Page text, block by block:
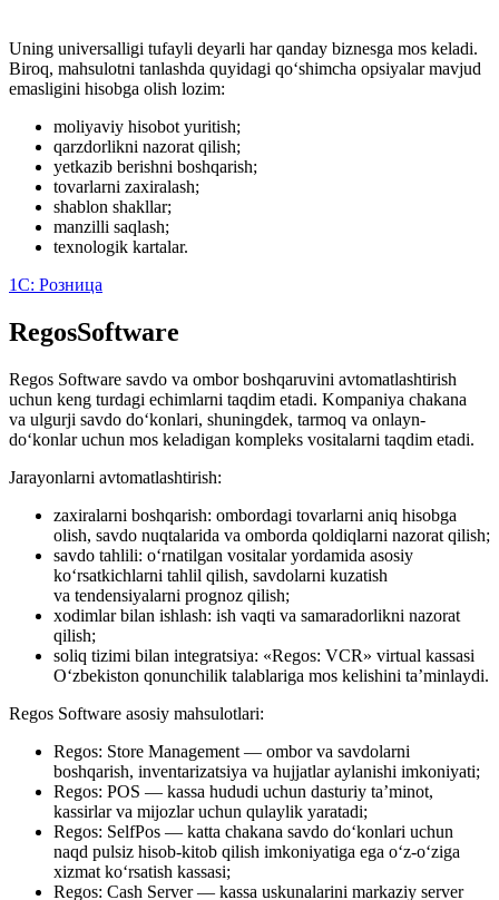
Uning universalligi tufayli deyarli har qanday biznesga mos keladi.
Biroq, mahsulotni tanlashda quyidagi qo‘shimcha opsiyalar mavjud
emasligini hisobga olish lozim:
moliyaviy hisobot yuritish;
qarzdorlikni nazorat qilish;
yetkazib berishni boshqarish;
tovarlarni zaxiralash;
shablon shakllar;
manzilli saqlash;
texnologik kartalar.
1C: Розница
RegosSoftware
Regos Software savdo va ombor boshqaruvini avtomatlashtirish
uchun keng turdagi echimlarni taqdim etadi. Kompaniya chakana
va ulgurji savdo do‘konlari, shuningdek, tarmoq va onlayn-
do‘konlar uchun mos keladigan kompleks vositalarni taqdim etadi.
Jarayonlarni avtomatlashtirish:
zaxiralarni boshqarish: ombordagi tovarlarni aniq hisobga
olish, savdo nuqtalarida va omborda qoldiqlarni nazorat qilish;
savdo tahlili: o‘rnatilgan vositalar yordamida asosiy
ko‘rsatkichlarni tahlil qilish, savdolarni kuzatish
va tendensiyalarni prognoz qilish;
xodimlar bilan ishlash: ish vaqti va samaradorlikni nazorat
qilish;
soliq tizimi bilan integratsiya: «Regos: VCR» virtual kassasi
O‘zbekiston qonunchilik talablariga mos kelishini ta’minlaydi.
Regos Software asosiy mahsulotlari:
Regos: Store Management — ombor va savdolarni
boshqarish, inventarizatsiya va hujjatlar aylanishi imkoniyati;
Regos: POS — kassa hududi uchun dasturiy ta’minot,
kassirlar va mijozlar uchun qulaylik yaratadi;
Regos: SelfPos — katta chakana savdo do‘konlari uchun
naqd pulsiz hisob-kitob qilish imkoniyatiga ega o‘z-o‘ziga
xizmat ko‘rsatish kassasi;
Regos: Cash Server — kassa uskunalarini markaziy server